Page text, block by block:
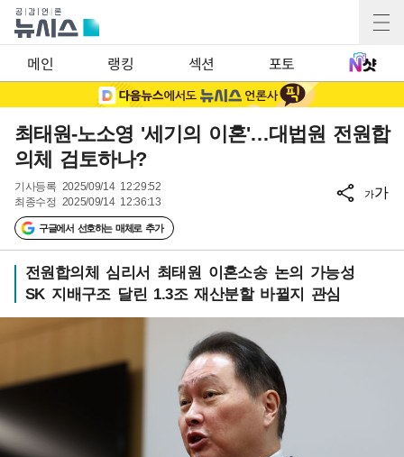
메인 랭킹 섹션 포토
최태원-노소영 '세기의 이혼'…대법원 전원합
의체 검토하나?
기사등록 2025/09/14 12:29:52
최종수정 2025/09/14 12:36:13
구글에서 선호하는 매체로 추가
가가
전원합의체 심리서 최태원 이혼소송 논의 가능성
SK 지배구조 달린 1.3조 재산분할 바뀔지 관심